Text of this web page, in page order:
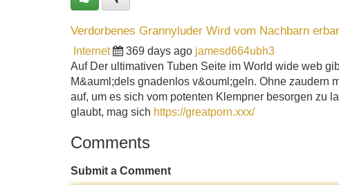
Verdorbenes Grannyluder Wird vom Nachbarn
Internet 369 days ago jamesd664ubh3
Auf Der ultimativen Tuben Seite im World wide web
M&auml;dels gnadenlos v&ouml;geln. Ohne zaudern
auf, um es sich vom potenten Klempner besorgen zu
glaubt, mag sich https://greatporn.xxx/
Comments
Submit a Comment